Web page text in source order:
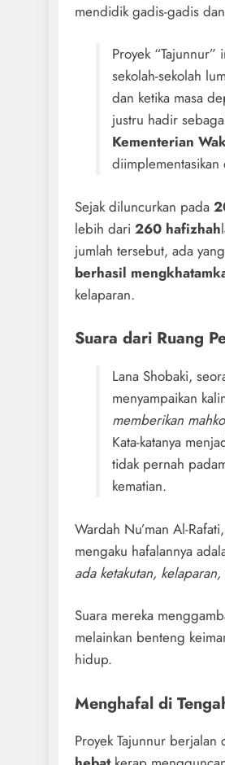
mendidik gadis-gadis
Proyek
sekolah-sekolah
dan ketika masa
justru hadir
Kementerian
diimplementasikan
Sejak diluncurkan pada
lebih dari 260 hafizhah
jumlah tersebut, ada
berhasil
kelaparan.
Suara dari Ruang
Lana Shobaki,
menyampaikan
memberikan
Kata-katanya
tidak pernah
kematian.
Wardah Nu’man Al-
mengaku hafalannya
ada ketakutan,
Suara mereka
melainkan benteng
hidup.
Menghafal di
Proyek Tajunnur